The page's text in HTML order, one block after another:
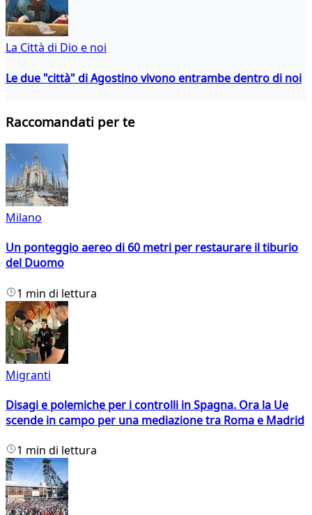
La Città di Dio e noi
Le due "città" di Agostino vivono entrambe dentro di noi
Raccomandati per te
Milano
Un ponteggio aereo di 60 metri per restaurare il tiburio
del Duomo
1 min di lettura
Migranti
Disagi e polemiche per i controlli in Spagna. Ora la Ue
scende in campo per una mediazione tra Roma e Madrid
1 min di lettura